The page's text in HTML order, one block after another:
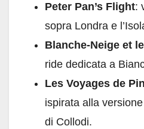
Peter Pan’s Flight:
sopra Londra e
Blanche-Neige et
ride dedicata a
Les Voyages de
ispirata alla
di Collodi.